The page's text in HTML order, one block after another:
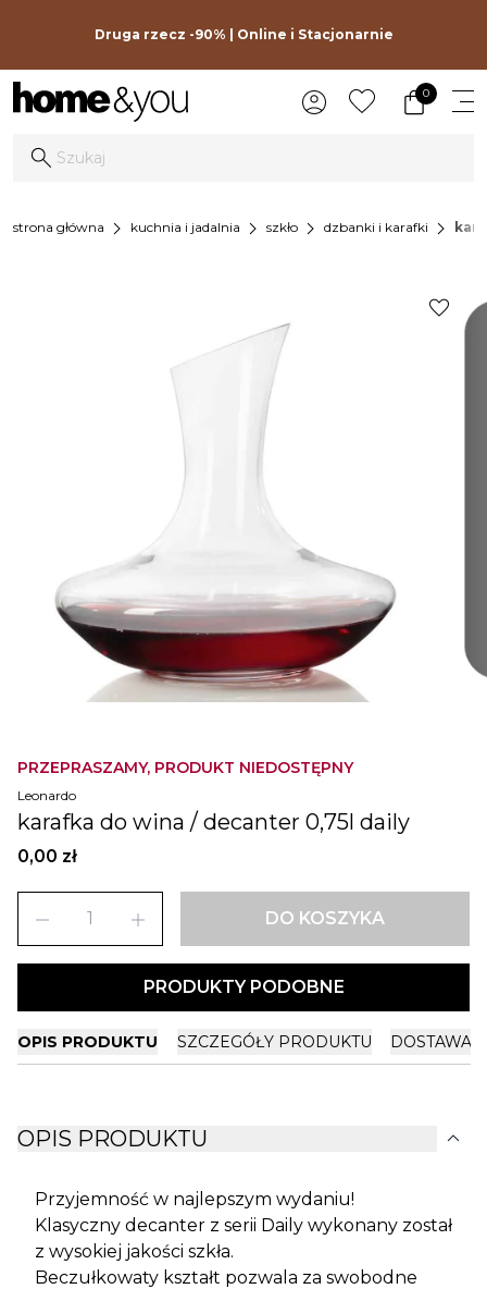
Druga rzecz -90% | Online i Stacjonarnie
0
strona główna chevron_right kuchnia i jadalnia chevron_right szkło chevron_right dzbanki i karafki chevron_right
PRZEPRASZAMY, PRODUKT NIEDOSTĘPNY
Leonardo
karafka do wina / decanter 0,75l daily
0,00 zł
remove add DO KOSZYKA
PRODUKTY PODOBNE
favorite
OPIS PRODUKTU SZCZEGÓŁY PRODUKTU DOSTAWA
OPIS PRODUKTU expand_more
Przyjemność w najlepszym wydaniu!
Klasyczny decanter z serii Daily wykonany został
z wysokiej jakości szkła.
Beczułkowaty kształt pozwala za swobodne